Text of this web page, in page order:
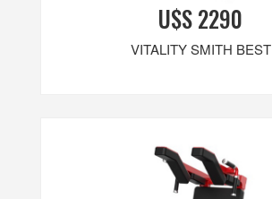
U$S 2290
VITALITY SMITH BEST